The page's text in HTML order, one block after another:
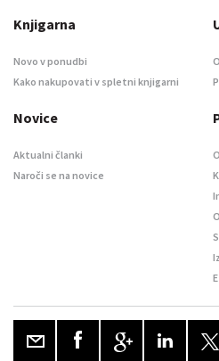
Knjigarna
Novo v ponudbi
Kako nakupovati v spletni knjigarni
Novice
Aktualni članki
Naroči se na novice